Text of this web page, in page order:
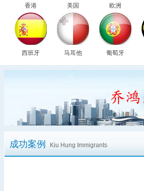
香港 美国 欧洲
西班牙 马耳他 葡萄牙
成功案例 Kiu Hung Immigrants